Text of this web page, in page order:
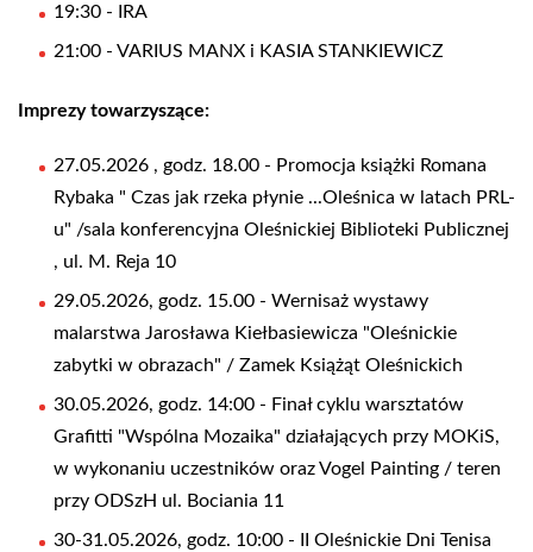
19:30 - IRA
21:00 - VARIUS MANX i KASIA STANKIEWICZ
Imprezy towarzyszące:
27.05.2026 , godz. 18.00 - Promocja książki Romana
Rybaka " Czas jak rzeka płynie ...Oleśnica w latach PRL-
u" /sala konferencyjna Oleśnickiej Biblioteki Publicznej
, ul. M. Reja 10
29.05.2026, godz. 15.00 - Wernisaż wystawy
malarstwa Jarosława Kiełbasiewicza "Oleśnickie
zabytki w obrazach" / Zamek Książąt Oleśnickich
30.05.2026, godz. 14:00 - Finał cyklu warsztatów
Grafitti "Wspólna Mozaika" działających przy MOKiS,
w wykonaniu uczestników oraz Vogel Painting / teren
przy ODSzH ul. Bociania 11
30-31.05.2026, godz. 10:00 - II Oleśnickie Dni Tenisa